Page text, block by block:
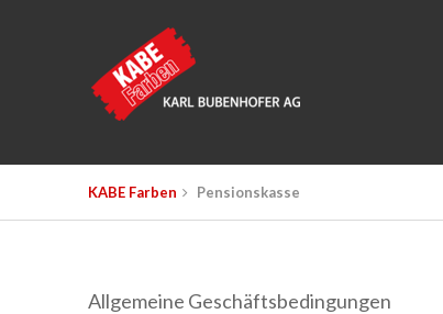
KABE Farben Pensionskasse
Allgemeine Geschäftsbedingungen